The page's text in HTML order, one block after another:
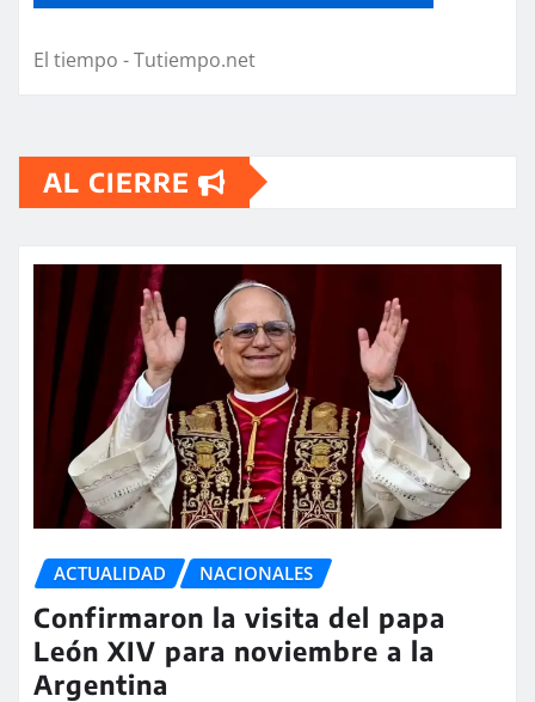
El tiempo - Tutiempo.net
AL CIERRE
ACTUALIDAD NACIONALES
Confirmaron la visita del papa
León XIV para noviembre a la
Argentina